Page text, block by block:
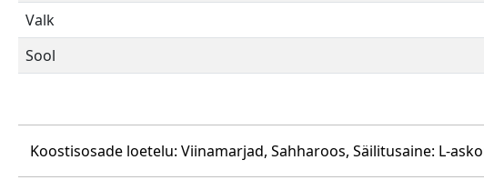
Valk
Sool
Koostisosade loetelu: Viinamarjad, Sahharoos, Säilitusaine: L-